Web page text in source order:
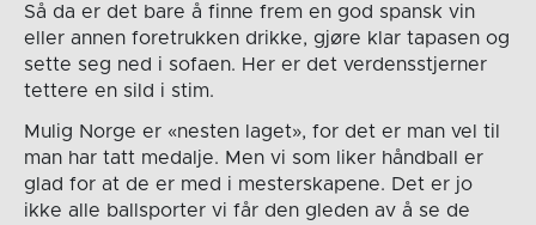
Så da er det bare å finne frem en god spansk vin
eller annen foretrukken drikke, gjøre klar tapasen og
sette seg ned i sofaen. Her er det verdensstjerner
tettere en sild i stim.
Mulig Norge er «nesten laget», for det er man vel til
man har tatt medalje. Men vi som liker håndball er
glad for at de er med i mesterskapene. Det er jo
ikke alle ballsporter vi får den gleden av å se de